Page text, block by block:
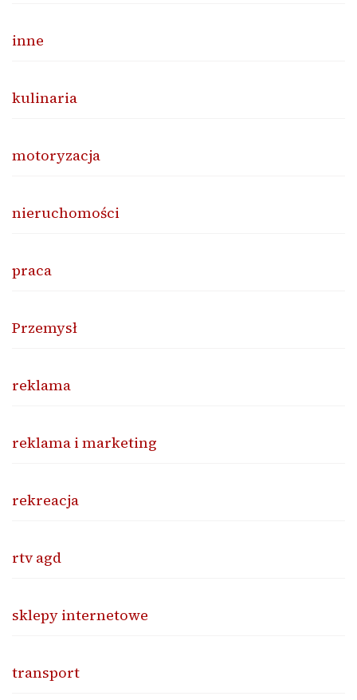
inne
kulinaria
motoryzacja
nieruchomości
praca
Przemysł
reklama
reklama i marketing
rekreacja
rtv agd
sklepy internetowe
transport